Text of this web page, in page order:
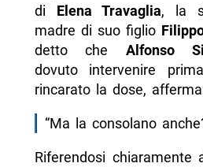
di Elena Travaglia, la
madre di suo figlio
detto che Alfonso
dovuto intervenire
rincarato la dose,
“Ma la consolano
Riferendosi chiaramente